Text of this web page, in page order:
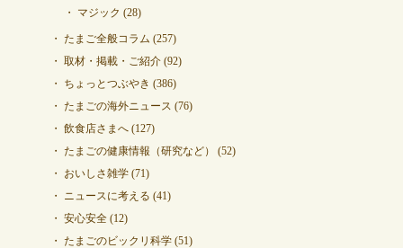
マジック (28)
たまご全般コラム (257)
取材・掲載・ご紹介(92)
ちょっとつぶやき (386)
たまごの海外ニュース (76)
飲食店さまへ(127)
たまごの健康情報（研究など）
(52)
おいしさ雑学(71)
ニュースに考える (41)
安心安全(12)
たまごのビックリ科学(51)